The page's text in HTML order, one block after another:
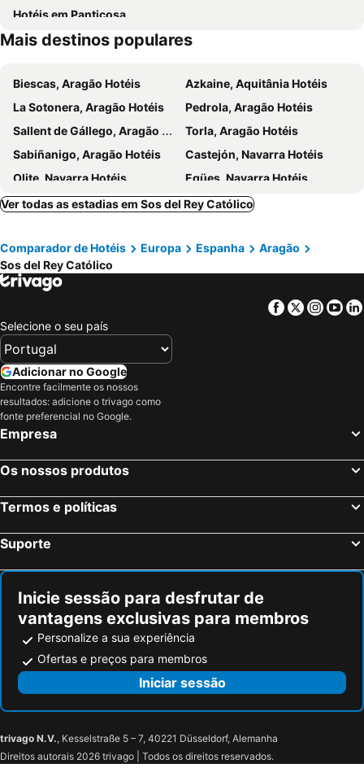
Hotéis em Panticosa
Mais destinos populares
Biescas, Aragão Hotéis
Azkaine, Aquitânia Hotéis
La Sotonera, Aragão Hotéis
Pedrola, Aragão Hotéis
Sallent de Gállego, Aragão Hotéis
Torla, Aragão Hotéis
Sabiñanigo, Aragão Hotéis
Castejón, Navarra Hotéis
Olite, Navarra Hotéis
Egües, Navarra Hotéis
Luzaide, Navarra Hotéis
Zizur Mayor, Navarra Hotéis
Candanchú, Aragão Hotéis
Lesaka, Navarra Hotéis
Donibane Garazi, Aquitânia Hotéis
Broto, Aragão Hotéis
Viana, Navarra Hotéis
Saragoça, Aragão Hotéis
Utebo, Aragão Hotéis
Huesca, Aragão Hotéis
Tudela, Navarra Hotéis
Cuarte de Huerva, Aragão Hotéis
Andorra, Aragão Hotéis
Madrid, Madrid Hotéis
Sevilha, Andaluzia Hotéis
Barcelona, Catalunha Hotéis
Isla Cristina, Andaluzia Hotéis
Ver todas as estadias em Sos del Rey Católico
Comparador de Hotéis Europa Espanha
Aragão
Sos del Rey Católico
Facebook
Twitter
Selecione o seu país
Adicionar no Google
Encontre facilmente os nossos
resultados: adicione o trivago como
fonte preferencial no Google.
Empresa
Os nossos produtos
Termos e políticas
Suporte
Inicie sessão para desfrutar de
vantagens exclusivas para membros
Personalize a sua experiência
Ofertas e preços para membros
Iniciar sessão
trivago N.V., Kesselstraße 5 – 7, 40221 Düsseldorf, Alemanha
Direitos autorais 2026 trivago | Todos os direitos reservados.